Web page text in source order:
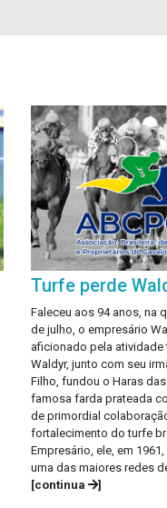
Turfe perde
Faleceu aos 94 anos, na
de julho, o empresário
aficionado pela atividade
Waldyr, junto com seu
Filho, fundou o Haras
famosa farda prateada
de primordial
fortalecimento do turfe
Empresário, ele, em
uma das maiores redes
[continua
]